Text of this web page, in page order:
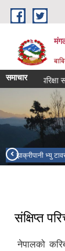
Skip to main
समाचार परिक्षा
झाक्रीपानी भ्यु
झाक्रीपानी भ्यु
टोड्के हिल्स
Todke Resort
बाबियाचौर बजार
संक्षिप्त
नेपालको